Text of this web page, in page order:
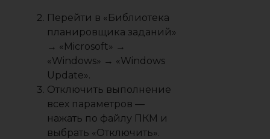
Перейти в «Библиотека
планировщика заданий»
→ «Microsoft» →
«Windows» → «Windows
Update».
Отключить выполнение
всех параметров —
нажать по файлу ПКМ и
выбрать «Отключить».